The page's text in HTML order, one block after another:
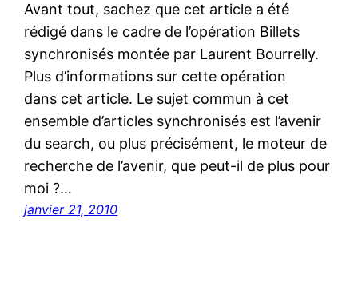
Avant tout, sachez que cet article a été
rédigé dans le cadre de l’opération Billets
synchronisés montée par Laurent Bourrelly.
Plus d’informations sur cette opération
dans cet article. Le sujet commun à cet
ensemble d’articles synchronisés est l’avenir
du search, ou plus précisément, le moteur de
recherche de l’avenir, que peut-il de plus pour
moi ?…
janvier 21, 2010